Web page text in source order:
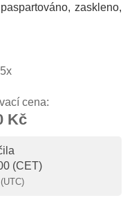
zaskleno,
cena:
Kč
(CET)